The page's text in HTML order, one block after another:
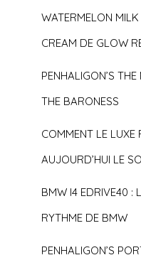
WATERMELON
CREAM DE GLOW
PENHALIGON’S
THE BARONESS
COMMENT LE LUXE
AUJOURD’HUI LE
BMW I4 EDRIVE40 :
RYTHME DE BMW
PENHALIGON’S